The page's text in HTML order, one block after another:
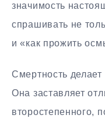
значимость
спрашивать не
и «как прожить
Смертность
Она заставляет
второстепенного,